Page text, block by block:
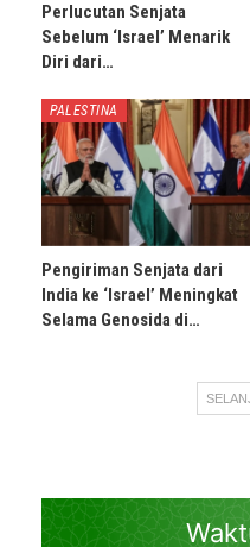
Perlucutan Senjata
Sebelum ‘Israel’ Menarik
Diri dari…
PALESTINA
Pengiriman Senjata dari
India ke ‘Israel’ Meningkat
Selama Genosida di…